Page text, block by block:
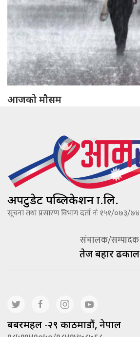
आजको मौसम
अपटुडेट पब्लिकेशन प्रा.लि.
सूचना तथा प्रसारण विभाग दर्ता नंः १५१/०७३/७४
संचालक/सम्पादक
तेज बहादूर ढकाल
बबरमहल -२९ काठमाडौं, नेपाल